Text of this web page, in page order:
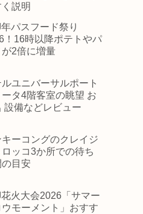
説明
パスフード祭り
！16時以降ポテトやパ
が2倍に増量
ユニバーサルポート
ータ4階客室の眺望 お
設備などレビュー
キーコングのクレイジ
ロッコ3か所での待ち
の目安
火大会2026「サマー
ウモーメント」おすす